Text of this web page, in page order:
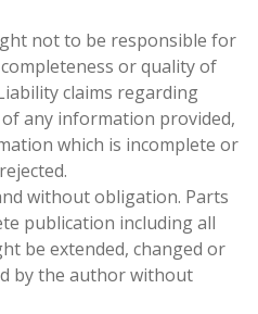
not to be responsible for
or quality of
claims regarding
any information provided,
which is incomplete or
without obligation. Parts
publication including all
be extended, changed or
by the author without